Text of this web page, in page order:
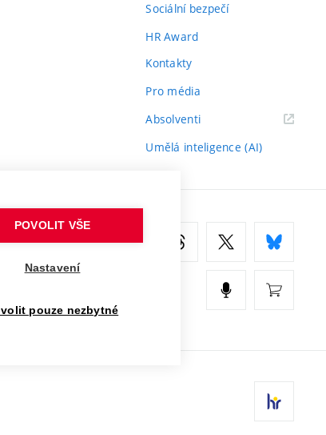
Sociální bezpečí
HR Award
Kontakty
Pro média
Absolventi(externí
Umělá inteligence (AI)
POVOLIT VŠE
Nastavení
pouze nezbytné